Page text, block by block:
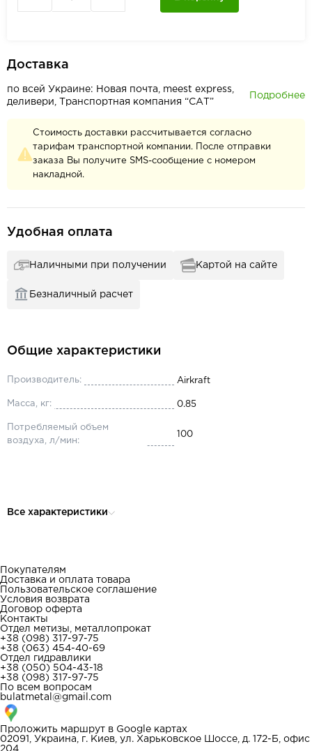
Доставка
по всей Украине: Новая почта, meest express,
деливери, Транспортная компания “САТ”
Подробнее
Стоимость доставки рассчитывается согласно
тарифам транспортной компании. После отправки
заказа Вы получите SMS-сообщение с номером
накладной.
Удобная оплата
Наличными при получении Картой на сайте
Безналичный расчет
Общие характеристики
Производитель: Airkraft
Масса, кг: 0.85
Потребляемый объем
воздуха, л/мин:
100
Все характеристики
Покупателям
Доставка и оплата товара
Пользовательское соглашение
Условия возврата
Договор оферта
Контакты
Отдел метизы, металлопрокат
+38 (098) 317-97-75
+38 (063) 454-40-69
Отдел гидравлики
+38 (050) 504-43-18
+38 (098) 317-97-75
По всем вопросам
bulatmetal@gmail.com
Проложить маршрут в Google картах
02091, Украина, г. Киев, ул. Харьковское Шоссе, д. 172-Б, офис
204